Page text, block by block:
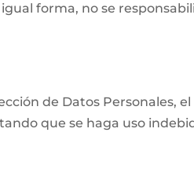
forma, no se
de Datos Personales,
que se haga uso